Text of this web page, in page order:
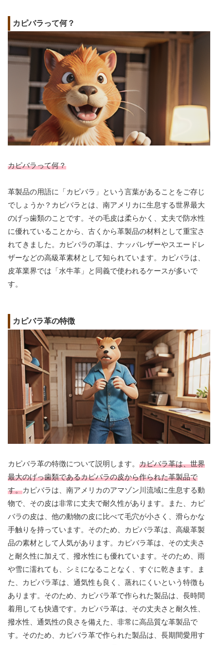
カピバラって何？
カピバラって何？
革製品の用語に「カピバラ」という言葉があることをご存じ
でしょうか？カピバラとは、南アメリカに生息する世界最大
のげっ歯類のことです。その毛皮は柔らかく、丈夫で防水性
に優れていることから、古くから革製品の材料として重宝さ
れてきました。カピバラの革は、ナッパレザーやスエードレ
ザーなどの高級革素材として知られています。カピバラは、
皮革業界では「水牛革」と同義で使われるケースが多いで
す。
カピバラ革の特徴
カピバラ革の特徴について説明します。 カピバラ革は、世界
最大のげっ歯類であるカピバラの皮から作られた革製品で
す。カピバラは、南アメリカのアマゾン川流域に生息する動
物で、その皮は非常に丈夫で耐久性があります。また、カピ
バラの皮は、他の動物の皮に比べて毛穴が小さく、滑らかな
手触りを持っています。そのため、カピバラ革は、高級革製
品の素材として人気があります。カピバラ革は、その丈夫さ
と耐久性に加えて、撥水性にも優れています。そのため、雨
や雪に濡れても、シミになることなく、すぐに乾きます。ま
た、カピバラ革は、通気性も良く、蒸れにくいという特徴も
あります。そのため、カピバラ革で作られた製品は、長時間
着用しても快適です。カピバラ革は、その丈夫さと耐久性、
撥水性、通気性の良さを備えた、非常に高品質な革製品で
す。そのため、カピバラ革で作られた製品は、長期間愛用す